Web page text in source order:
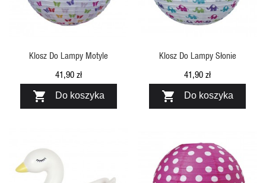
Klosz Do Lampy Motyle
41,90 zł
 Do koszyka
Klosz Do Lampy Słonie
41,90 zł
 Do koszyka
SZYBKI PODGLĄD SZYBKI PODGLĄD